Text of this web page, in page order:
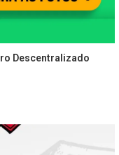
Descentralizado